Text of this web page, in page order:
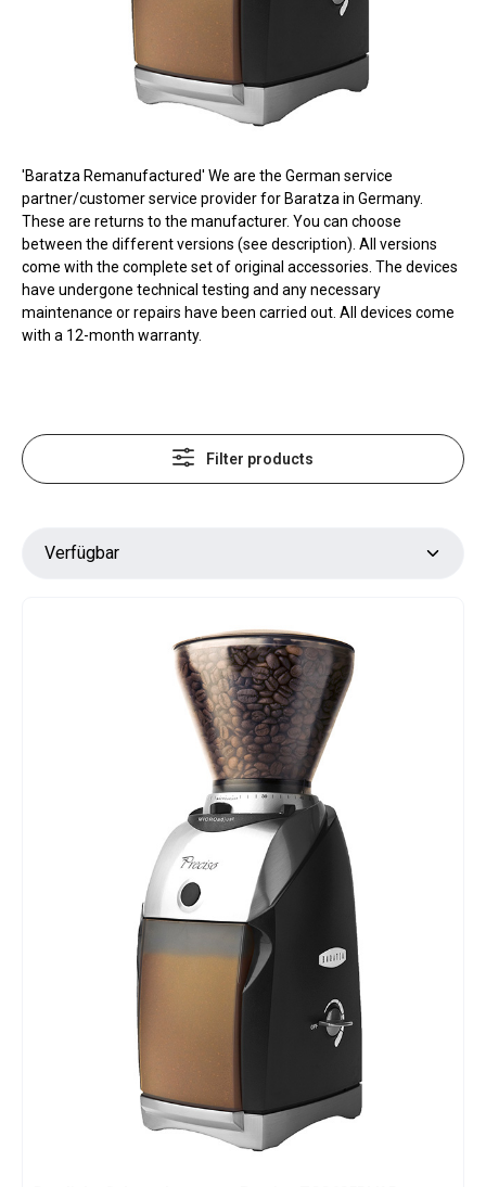
'Baratza Remanufactured' We are the German service
partner/customer service provider for Baratza in Germany.
These are returns to the manufacturer. You can choose
between the different versions (see description). All versions
come with the complete set of original accessories. The devices
have undergone technical testing and any necessary
maintenance or repairs have been carried out. All devices come
with a 12-month warranty.
Filter products